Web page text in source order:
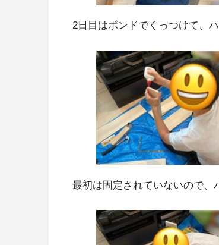
2日目はボンドでくっつけて、
最初は固定されていないので